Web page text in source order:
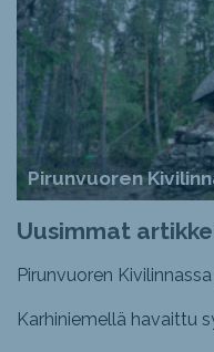
Pirunvuoren
Uusimmat
Pirunvuoren
Karhiniemellä havaittu